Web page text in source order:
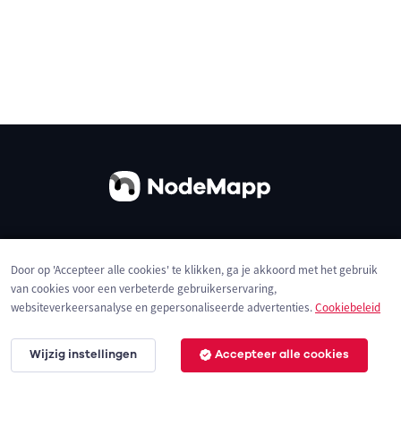
Privacybeleid Cookies
Door op 'Accepteer alle cookies' te klikken, ga je akkoord met het gebruik
van cookies voor een verbeterde gebruikerservaring,
websiteverkeersanalyse en gepersonaliseerde advertenties.Cookiebeleid
Wijzig instellingen Accepteer alle cookies